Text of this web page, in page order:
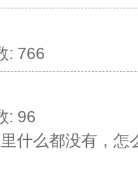
: 766
: 96
什么都没有，